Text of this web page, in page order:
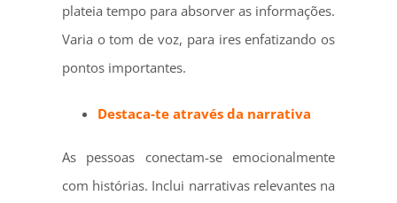
plateia tempo para absorver as informações.
Varia o tom de voz, para ires enfatizando os
pontos importantes.
Destaca-te através da narrativa
As pessoas conectam-se emocionalmente
com histórias. Inclui narrativas relevantes na